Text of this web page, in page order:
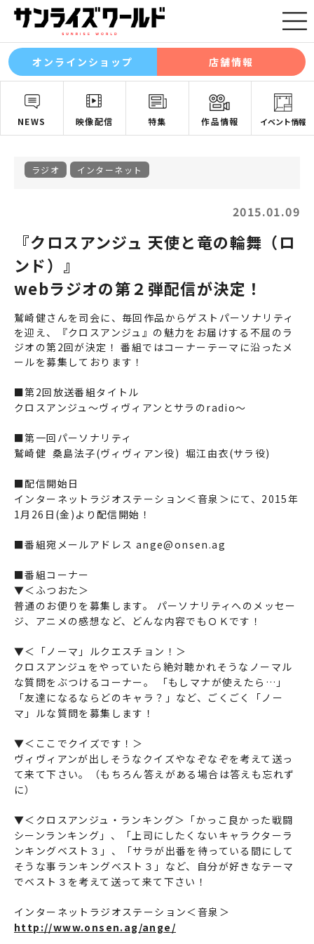
オンラインショップ 店舗情報
NEWS 映像配信 特集 作品情報 イベント情報
ラジオ インターネット
2015.01.09
『クロスアンジュ 天使と竜の輪舞（ロ
ンド）』
webラジオの第２弾配信が決定！
鷲崎健さんを司会に、毎回作品からゲストパーソナリティ
を迎え、『クロスアンジュ』の魅力をお届けする不屈のラ
ジオの第2回が決定！ 番組ではコーナーテーマに沿ったメ
ールを募集しております！
■第2回放送番組タイトル
クロスアンジュ～ヴィヴィアンとサラのradio～
■第一回パーソナリティ
鷲崎健 桑島法子(ヴィヴィアン役) 堀江由衣(サラ役)
■配信開始日
インターネットラジオステーション＜音泉＞にて、2015年
1月26日(金)より配信開始！
■番組宛メールアドレス ange@onsen.ag
■番組コーナー
▼＜ふつおた＞
普通のお便りを募集します。 パーソナリティへのメッセー
ジ、アニメの感想など、どんな内容でもＯＫです！
▼＜「ノーマ」ルクエスチョン！＞
クロスアンジュをやっていたら絶対聴かれそうなノーマル
な質問をぶつけるコーナー。 「もしマナが使えたら…」
「友達になるならどのキャラ？」など、ごくごく「ノー
マ」ルな質問を募集します！
▼＜ここでクイズです！＞
ヴィヴィアンが出しそうなクイズやなぞなぞを考えて送っ
て来て下さい。（もちろん答えがある場合は答えも忘れず
に）
▼＜クロスアンジュ・ランキング＞「かっこ良かった戦闘
シーンランキング」、「上司にしたくないキャラクターラ
ンキングベスト３」、「サラが出番を待っている間にして
そうな事ランキングベスト３」など、自分が好きなテーマ
でベスト３を考えて送って来て下さい！
インターネットラジオステーション＜音泉＞
http://www.onsen.ag/ange/